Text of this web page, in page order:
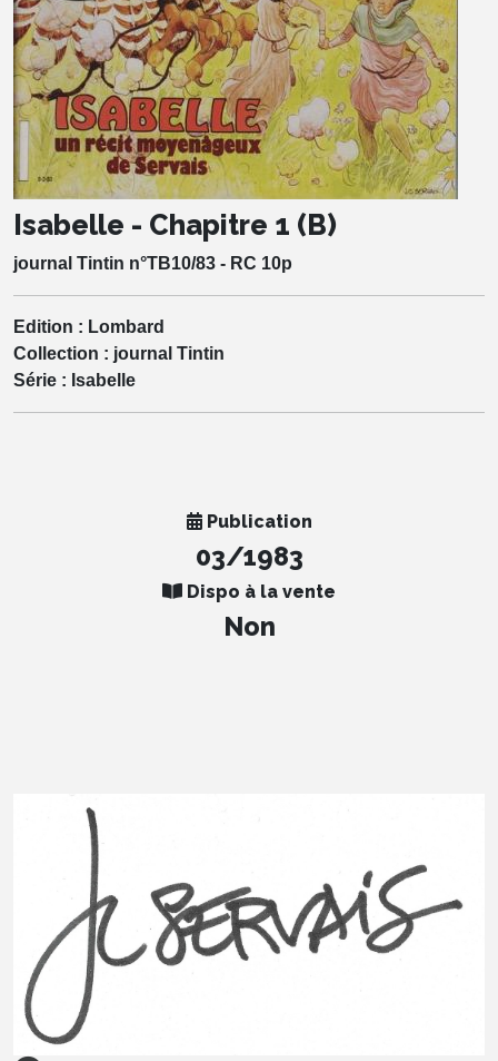
Isabelle - Chapitre 1 (B)
journal Tintin n°TB10/83 - RC 10p
Edition : Lombard
Collection : journal Tintin
Série : Isabelle
Publication
03/1983
Dispo à la vente
Non